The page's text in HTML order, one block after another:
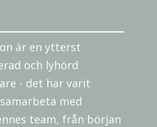
är en ytterst
och lyhörd
- det har varit
med
team, från början